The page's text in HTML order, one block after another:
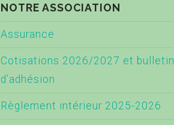
NOTRE ASSOCIATION
Assurance
Cotisations 2026/2027 et bulletin
d’adhésion
Règlement intérieur 2025-2026